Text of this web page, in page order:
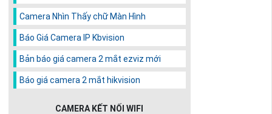
Camera Nhìn Thấy chữ Màn Hình
Báo Giá Camera IP Kbvision
Bản báo giá camera 2 mắt ezviz mới
Báo giá camera 2 mắt hikvision
CAMERA KẾT NỐI WIFI